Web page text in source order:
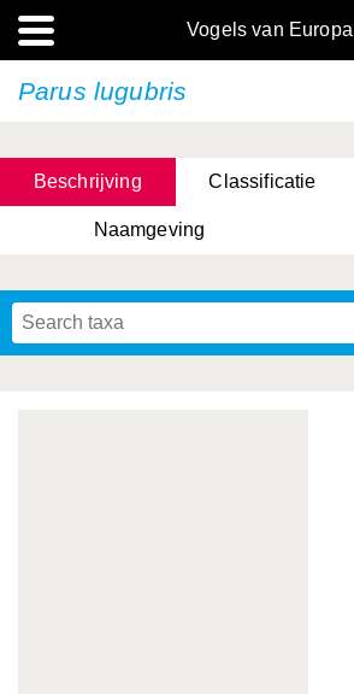
Vogels van Europa
Parus lugubris
Beschrijving Classificatie
Naamgeving